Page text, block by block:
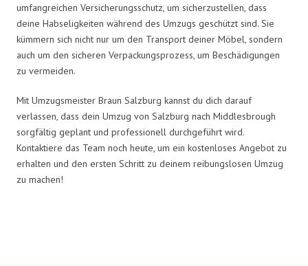
umfangreichen Versicherungsschutz, um sicherzustellen, dass
deine Habseligkeiten während des Umzugs geschützt sind. Sie
kümmern sich nicht nur um den Transport deiner Möbel, sondern
auch um den sicheren Verpackungsprozess, um Beschädigungen
zu vermeiden.
Mit Umzugsmeister Braun Salzburg kannst du dich darauf
verlassen, dass dein Umzug von Salzburg nach Middlesbrough
sorgfältig geplant und professionell durchgeführt wird.
Kontaktiere das Team noch heute, um ein kostenloses Angebot zu
erhalten und den ersten Schritt zu deinem reibungslosen Umzug
zu machen!